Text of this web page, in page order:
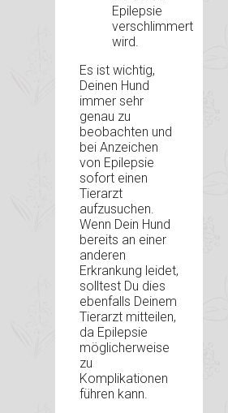
Epilepsie
verschlimmert
wird.
Es ist wichtig,
Deinen Hund
immer sehr
genau zu
beobachten und
bei Anzeichen
von Epilepsie
sofort einen
Tierarzt
aufzusuchen.
Wenn Dein Hund
bereits an einer
anderen
Erkrankung leidet,
solltest Du dies
ebenfalls Deinem
Tierarzt mitteilen,
da Epilepsie
möglicherweise
zu
Komplikationen
führen kann.